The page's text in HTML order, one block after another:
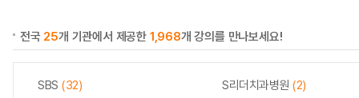
전국 25개 기관에서 제공한 1,968개 강의를 만나보세요!
SBS (32) S리더치과병원 (2)